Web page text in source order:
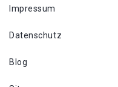
Impressum
Datenschutz
Blog